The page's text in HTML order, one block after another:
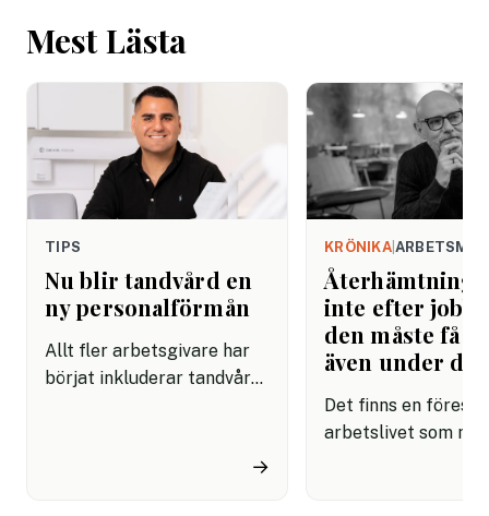
Mest Lästa
TIPS
Nu blir tandvård en
ny personalförmån
Allt fler arbetsgivare har
börjat inkluderar tandvård i
miljon svenskar uppger att
→
KRÖNIKA|
Återhämtning
inte efter
den måste få
även under
Det finns en
arbetslivet som